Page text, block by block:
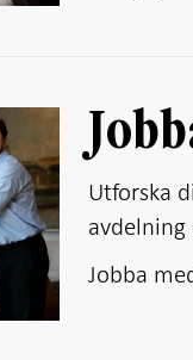
Utforska
Jobba